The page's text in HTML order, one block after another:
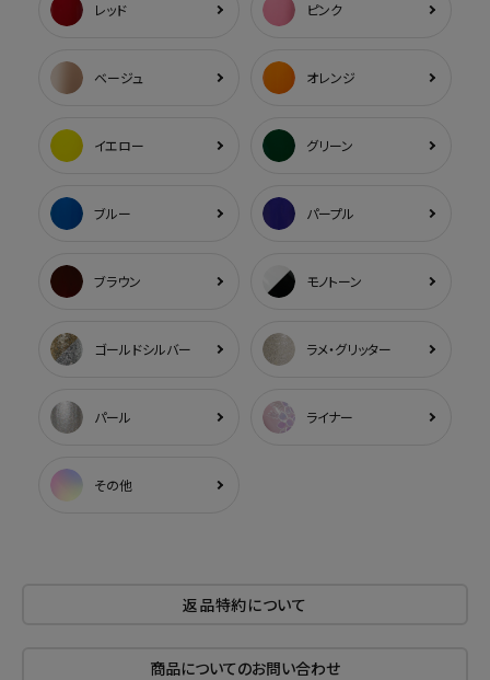
レッド ピンク
ベージュ オレンジ
イエロー グリーン
ブルー パープル
ブラウン モノトーン
ゴールドシルバー ラメ・グリッター
パール ライナー
その他
返品特約について
商品についてのお問い合わせ